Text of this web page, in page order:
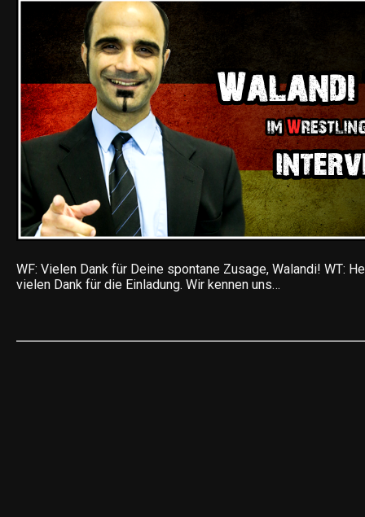
WF: Vielen Dank für Deine spontane Zusage, Walandi! WT:
vielen Dank für die Einladung. Wir kennen uns…